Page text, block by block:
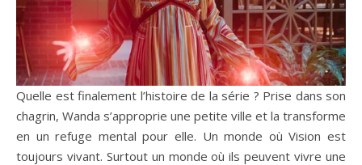
Quelle est finalement l’histoire de la série ? Prise dans son
chagrin, Wanda s’approprie une petite ville et la transforme
en un refuge mental pour elle. Un monde où Vision est
toujours vivant. Surtout un monde où ils peuvent vivre une